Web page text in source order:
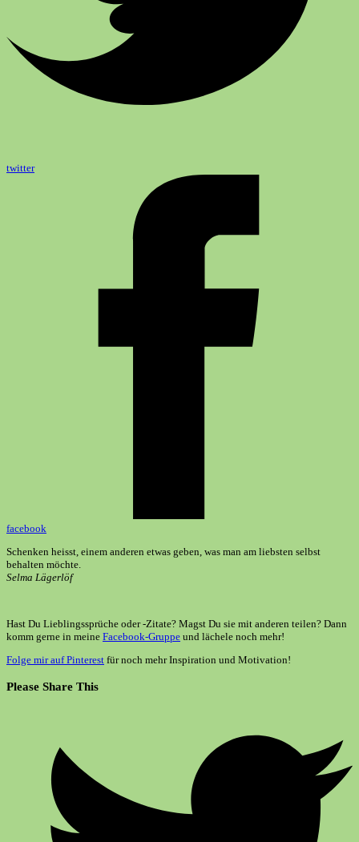
twitter
facebook
Schenken heisst, einem anderen etwas geben, was man am liebsten selbst
behalten möchte.
Selma Lägerlöf
Hast Du Lieblingssprüche oder -Zitate? Magst Du sie mit anderen teilen? Dann
komm gerne in meine Facebook-Gruppe und lächele noch mehr!
Folge mir auf Pinterest für noch mehr Inspiration und Motivation!
Please Share ThisDiesen
neuen
Fenster